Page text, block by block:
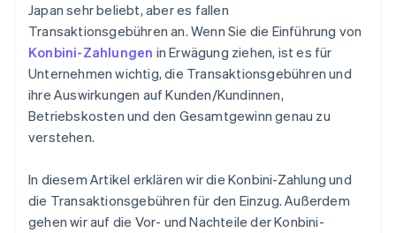
Japan sehr beliebt, aber es fallen
Transaktionsgebühren an. Wenn Sie die Einführung von
Konbini-Zahlungen in Erwägung ziehen, ist es für
Unternehmen wichtig, die Transaktionsgebühren und
ihre Auswirkungen auf Kunden/Kundinnen,
Betriebskosten und den Gesamtgewinn genau zu
verstehen.
In diesem Artikel erklären wir die Konbini-Zahlung und
die Transaktionsgebühren für den Einzug. Außerdem
gehen wir auf die Vor- und Nachteile der Konbini-